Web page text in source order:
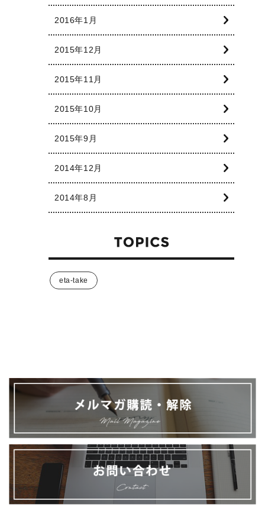
2016年1月
2015年12月
2015年11月
2015年10月
2015年9月
2014年12月
2014年8月
eta-take